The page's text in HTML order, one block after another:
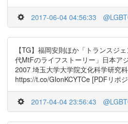
2017-06-04 04:56:33
【TG】福岡安則ほか「トランスジ
代MtFのライフストーリー」日本ア
2007 埼玉大学大学院文化科学研究科
https://t.co/GIonKCYTCe [PDFリポ
2017-04-04 23:56:43